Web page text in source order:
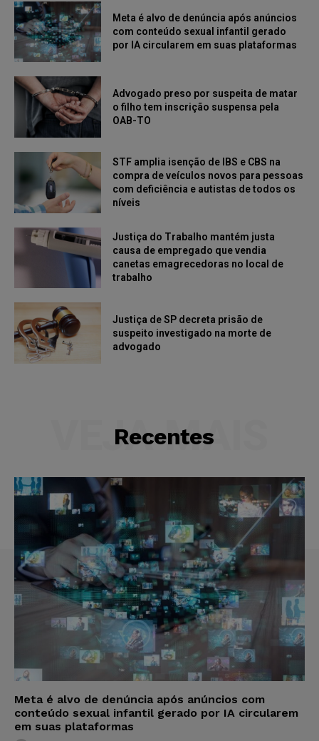
Meta é alvo de denúncia após anúncios
com conteúdo sexual infantil gerado
por IA circularem em suas plataformas
Advogado preso por suspeita de matar
o filho tem inscrição suspensa pela
OAB-TO
STF amplia isenção de IBS e CBS na
compra de veículos novos para pessoas
com deficiência e autistas de todos os
níveis
Justiça do Trabalho mantém justa
causa de empregado que vendia
canetas emagrecedoras no local de
trabalho
Justiça de SP decreta prisão de
suspeito investigado na morte de
advogado
Recentes
VEJA MAIS
Meta é alvo de denúncia após anúncios com
conteúdo sexual infantil gerado por IA circularem
em suas plataformas